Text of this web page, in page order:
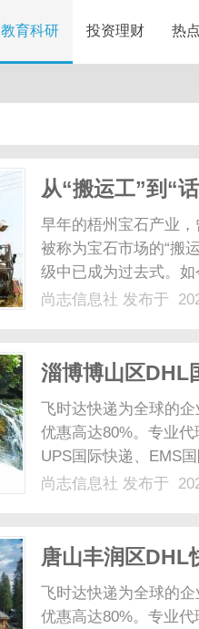
教育科研 投资理财 热
从“搬运工”到“
早年的梧州宝石产业
被称为宝石市场的“搬
级中已成为过去式。
在卖“标准”与“创意”
尚志信息社 发布于
淄博‌博山区DHL
飞时达快递为全球的
优惠高达80%。专业
UPS国际快递、EMS
业务。物流行业中，
尚志信息社 发布于
唐山丰润区DHL
效对照
飞时达快递为全球的
优惠高达80%。专业